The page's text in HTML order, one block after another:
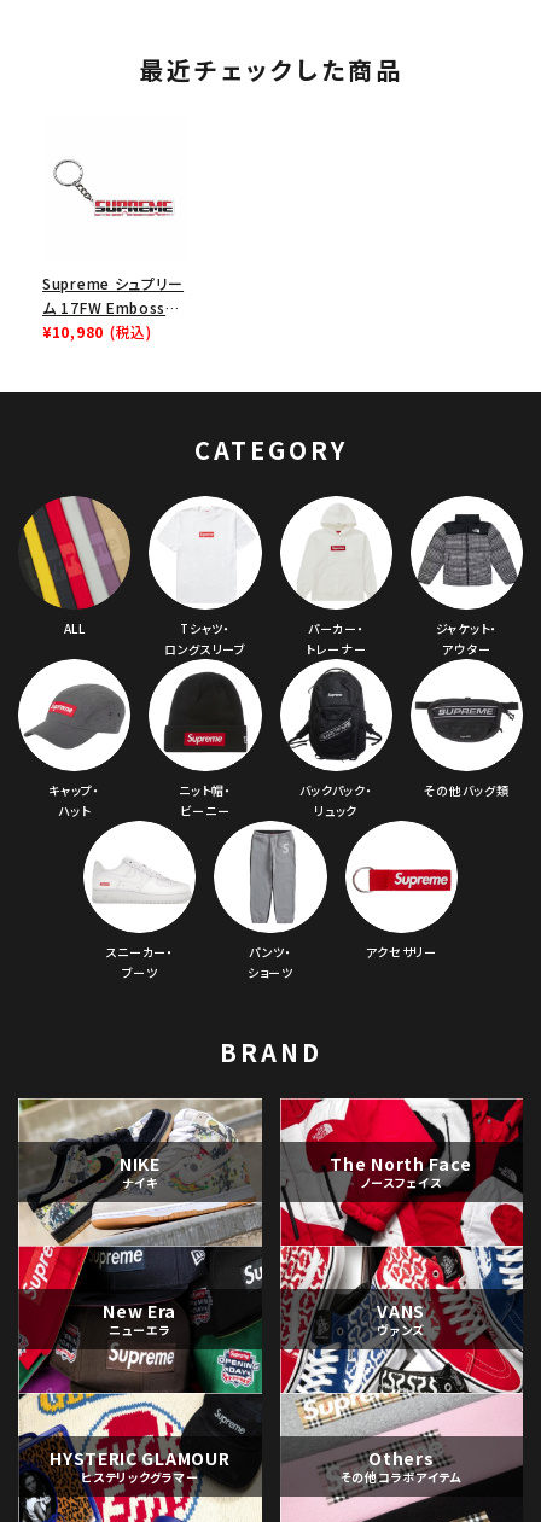
最近チェックした商品
Supreme シュプリー
ム 17FW Embossed
Keychain エンボス
¥10,980 (税込)
CATEGORY
ALL
Tシャツ・
ロングスリーブ
パーカー・
トレーナー
ジャケット・
アウター
キャップ・
ハット
ニット帽・
ビーニー
バックパック・
リュック
その他バッグ類
スニーカー・
ブーツ
パンツ・
ショーツ
アクセサリー
BRAND
NIKE
ナイキ
The North Face
ノースフェイス
New Era
ニューエラ
VANS
ヴァンズ
HYSTERIC GLAMOUR
ヒステリックグラマー
Others
その他コラボアイテム